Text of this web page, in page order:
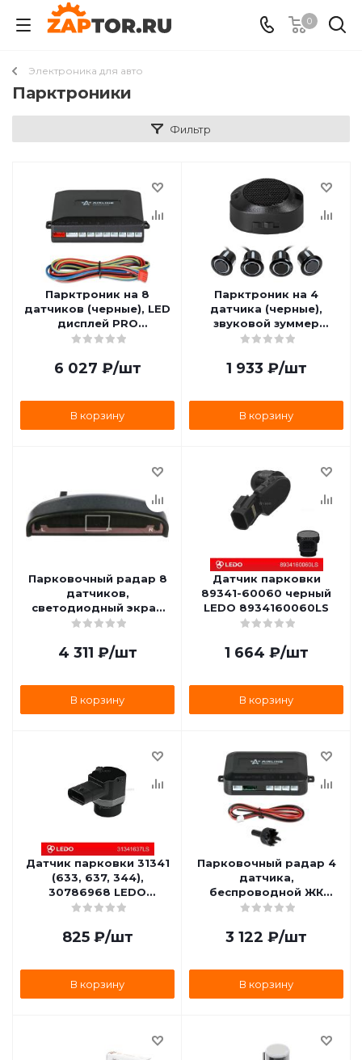
0
Электроника для авто
Парктроники
Фильтр
Парктроник на 8
датчиков (черные), LED
дисплей PRO
(AEAW001) AIRLINE
6 027 ₽/шт
В корзину
Парктроник на 4
датчика (черные),
звуковой зуммер
(AEAW002) AIRLINE
1 933 ₽/шт
В корзину
Парковочный радар 8
датчиков,
светодиодный экран
AIRLINE APS-8L-02
4 311 ₽/шт
В корзину
Датчик парковки
89341-60060 черный
LEDO 8934160060LS
1 664 ₽/шт
В корзину
Датчик парковки 31341
(633, 637, 344),
30786968 LEDO
31341637LS
825₽/шт
В корзину
Парковочный радар 4
датчика,
беспроводной ЖК
экран AIRLINE APS-WL-
3 122 ₽/шт
В корзину